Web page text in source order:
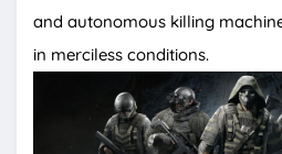
and autonomous killing
in merciless conditions.